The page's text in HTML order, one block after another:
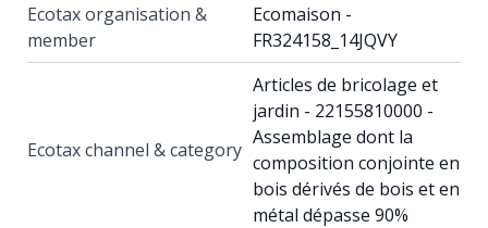
Ecotax organisation &
member
Ecomaison -
FR324158_14JQVY
Ecotax channel & category
Articles de bricolage et
jardin - 22155810000 -
Assemblage dont la
composition conjointe en
bois dérivés de bois et en
métal dépasse 90%